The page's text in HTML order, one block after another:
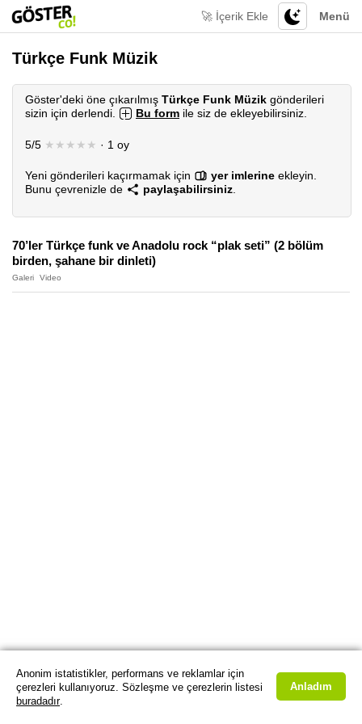
Menü
🚀 İçerik Ekle
Türkçe Funk Müzik
Göster'deki öne çıkarılmış Türkçe Funk Müzik gönderileri
sizin için derlendi.
Bu form ile siz de ekleyebilirsiniz.
5/5 ★★★★★ · 1 oy
Yeni gönderileri kaçırmamak için yer imlerine ekleyin.
Bunu çevrenizle de
paylaşabilirsiniz
70’ler Türkçe funk ve Anadolu rock “plak seti” (2 bölüm
birden, şahane bir dinleti)
Galeri Video
Anonim istatistikler, performans ve reklamlar için
çerezleri kullanıyoruz. Sözleşme ve çerezlerin listesi
buradadır.
Anladım